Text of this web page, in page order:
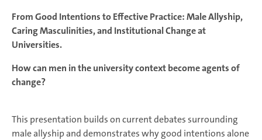
From Good Intentions to Effective Practice: Male Allyship,
Caring Masculinities, and Institutional Change at
Universities.
How can men in the university context become agents of
change?
This presentation builds on current debates surrounding
male allyship and demonstrates why good intentions alone